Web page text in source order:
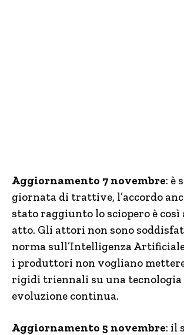
Aggiornamento 7 novembre: è
giornata di trattive, l’accordo
stato raggiunto lo sciopero è così
atto. Gli attori non sono
norma sull’Intelligenza
i produttori non vogliano
rigidi triennali su una tecnologia
evoluzione continua.
Aggiornamento 5 novembre: il